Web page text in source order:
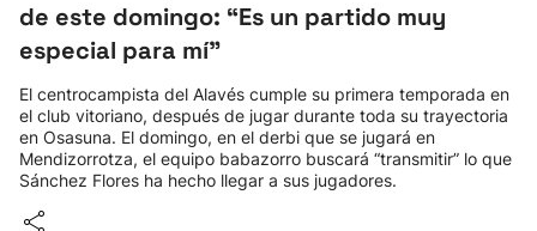
de este domingo: “Es un partido muy
especial para mí”
El centrocampista del Alavés cumple su primera temporada en
el club vitoriano, después de jugar durante toda su trayectoria
en Osasuna. El domingo, en el derbi que se jugará en
Mendizorrotza, el equipo babazorro buscará “transmitir” lo que
Sánchez Flores ha hecho llegar a sus jugadores.